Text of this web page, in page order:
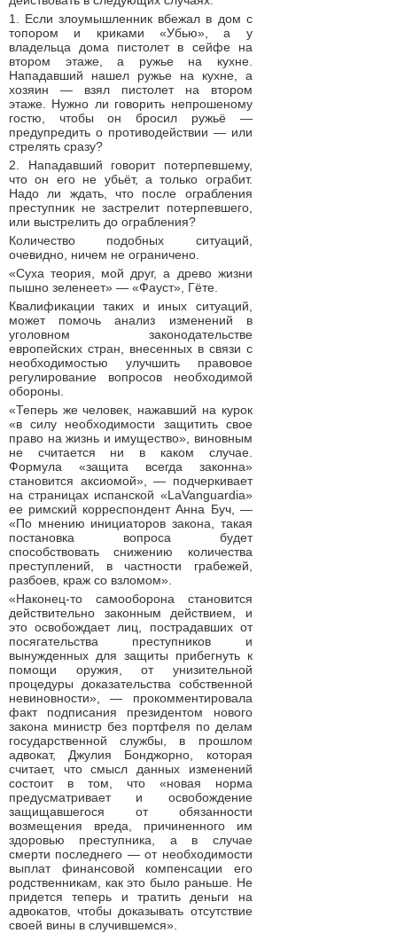
1. Если злоумышленник вбежал в дом с
топором и криками «Убью», а у
владельца дома пистолет в сейфе на
втором этаже, а ружье на кухне.
Нападавший нашел ружье на кухне, а
хозяин — взял пистолет на втором
этаже. Нужно ли говорить непрошеному
гостю, чтобы он бросил ружьё —
предупредить о противодействии — или
стрелять сразу?
2. Нападавший говорит потерпевшему,
что он его не убьёт, а только ограбит.
Надо ли ждать, что после ограбления
преступник не застрелит потерпевшего,
или выстрелить до ограбления?
Количество подобных ситуаций,
очевидно, ничем не ограничено.
«Суха теория, мой друг, а древо жизни
пышно зеленеет» — «Фауст», Гёте.
Квалификации таких и иных ситуаций,
может помочь анализ изменений в
уголовном законодательстве
европейских стран, внесенных в связи с
необходимостью улучшить правовое
регулирование вопросов необходимой
обороны.
«Теперь же человек, нажавший на курок
«в силу необходимости защитить свое
право на жизнь и имущество», виновным
не считается ни в каком случае.
Формула «защита всегда законна»
становится аксиомой», — подчеркивает
на страницах испанской «LaVanguardia»
ее римский корреспондент Анна Буч, —
«По мнению инициаторов закона, такая
постановка вопроса будет
способствовать снижению количества
преступлений, в частности грабежей,
разбоев, краж со взломом».
«Наконец-то самооборона становится
действительно законным действием, и
это освобождает лиц, пострадавших от
посягательства преступников и
вынужденных для защиты прибегнуть к
помощи оружия, от унизительной
процедуры доказательства собственной
невиновности», — прокомментировала
факт подписания президентом нового
закона министр без портфеля по делам
государственной службы, в прошлом
адвокат, Джулия Бонджорно, которая
считает, что смысл данных изменений
состоит в том, что «новая норма
предусматривает и освобождение
защищавшегося от обязанности
возмещения вреда, причиненного им
здоровью преступника, а в случае
смерти последнего — от необходимости
выплат финансовой компенсации его
родственникам, как это было раньше. Не
придется теперь и тратить деньги на
адвокатов, чтобы доказывать отсутствие
своей вины в случившемся».